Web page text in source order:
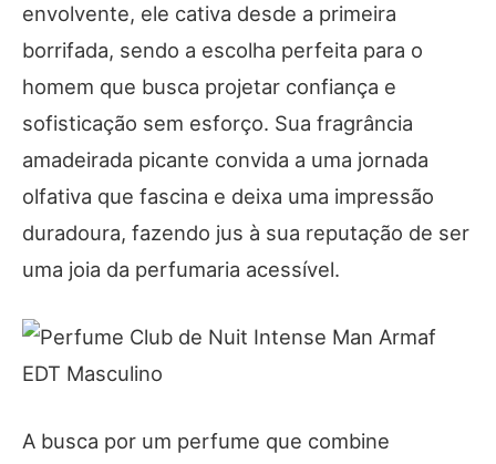
envolvente, ele cativa desde a primeira
borrifada, sendo a escolha perfeita para o
homem que busca projetar confiança e
sofisticação sem esforço. Sua fragrância
amadeirada picante convida a uma jornada
olfativa que fascina e deixa uma impressão
duradoura, fazendo jus à sua reputação de ser
uma joia da perfumaria acessível.
A busca por um perfume que combine